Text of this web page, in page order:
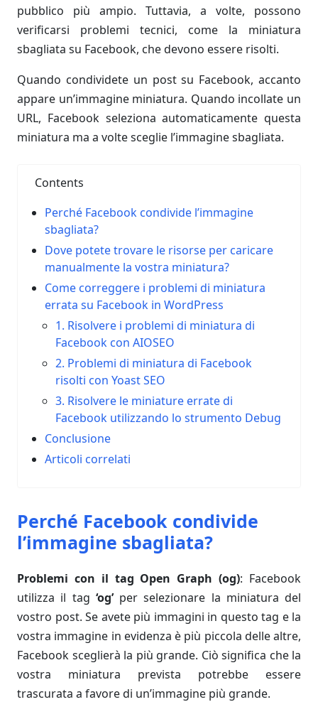
pubblico più ampio. Tuttavia, a volte, possono
verificarsi problemi tecnici, come la miniatura
sbagliata su Facebook, che devono essere risolti.
Quando condividete un post su Facebook, accanto
appare un’immagine miniatura. Quando incollate un
URL, Facebook seleziona automaticamente questa
miniatura ma a volte sceglie l’immagine sbagliata.
Contents
Perché Facebook condivide l’immagine
sbagliata?
Dove potete trovare le risorse per caricare
manualmente la vostra miniatura?
Come correggere i problemi di miniatura
errata su Facebook in WordPress
1. Risolvere i problemi di miniatura di
Facebook con AIOSEO
2. Problemi di miniatura di Facebook
risolti con Yoast SEO
3. Risolvere le miniature errate di
Facebook utilizzando lo strumento Debug
Conclusione
Articoli correlati
Perché Facebook condivide
l’immagine sbagliata?
Problemi con il tag Open Graph (og): Facebook
utilizza il tag ‘og’per selezionare la miniatura del
vostro post. Se avete più immagini in questo tag e la
vostra immagine in evidenza è più piccola delle altre,
Facebook sceglierà la più grande. Ciò significa che la
vostra miniatura prevista potrebbe essere
trascurata a favore di un’immagine più grande.